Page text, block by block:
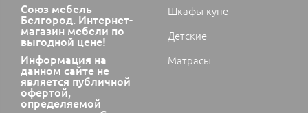
Союз мебель
Белгород. Интернет-
магазин мебели по
выгодной цене!
Информация на
данном сайте не
является публичной
офертой,
определяемой
Шкафы-купе
Детские
Матрасы